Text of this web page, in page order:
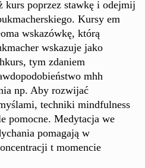
kurs poprzez stawkę i odejmij
Kursy em
wskazówkę, którą
wskazuje jako
tym zdaniem
mhh
np. Aby rozwijać
techniki mindfulness
pomocne. Medytacja we
pomagają w
t momencie